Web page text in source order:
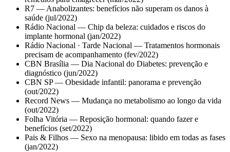
R7 — Anabolizantes: benefícios não superam os danos à
saúde (jul/2022)
Rádio Nacional — Chip da beleza: cuidados e riscos do
implante hormonal (jan/2022)
Rádio Nacional · Tarde Nacional — Tratamentos hormonais
precisam de acompanhamento (fev/2022)
CBN Brasília — Dia Nacional do Diabetes: prevenção e
diagnóstico (jun/2022)
CBN SP — Obesidade infantil: panorama e prevenção
(out/2022)
Record News — Mudança no metabolismo ao longo da vida
(out/2022)
Folha Vitória — Reposição hormonal: quando fazer e
benefícios (set/2022)
Pais & Filhos — Sexo na menopausa: libido em todas as fases
(jan/2022)